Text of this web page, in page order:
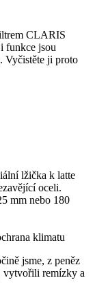
CLARIS
funkce jsou
Vyčistěte ji proto
lžička k latte
oceli.
mm nebo 180
klimatu
jsme, z peněz
vytvořili remízky a